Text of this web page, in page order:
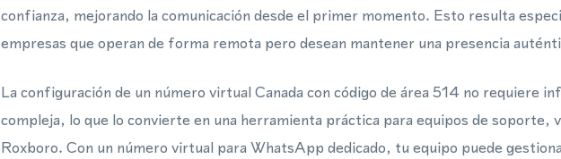
confianza, mejorando la comunicación desde el primer momento. Esto resulta
empresas que operan de forma remota pero desean mantener una presencia
La configuración de un número virtual Canada con código de área 514 no requiere
compleja, lo que lo convierte en una herramienta práctica para equipos de soporte,
Roxboro. Con un número virtual para WhatsApp dedicado, tu equipo puede